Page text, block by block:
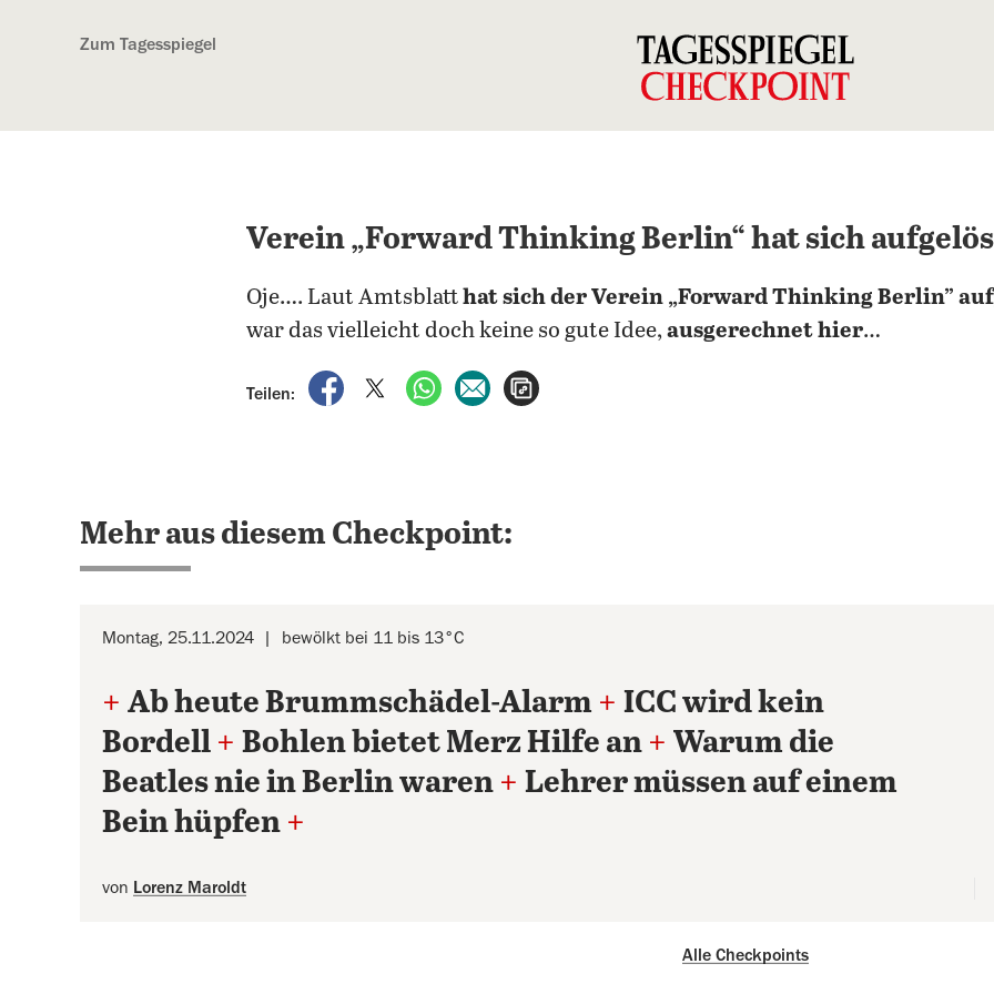
Zum Tagesspiegel
Verein „Forward Thinking Berlin“ hat sich
Oje…. Laut Amtsblatthat sich der Verein „Forward Thinking Berlin”
war das vielleicht doch keine so gute Idee,ausgerechnet hier…
Teilen:
auf Facebook teilen
auf X teilenper WhatsApp teilen
per E-Mail teilen
Mehr aus diesem Checkpoint:
Montag, 25.11.2024 bewölkt bei 11 bis 13°C
+ Ab heute Brummschädel-Alarm + ICC wird kein
Bordell + Bohlen bietet Merz Hilfe an + Warum die
Beatles nie in Berlin waren + Lehrer müssen auf einem
Bein hüpfen +
von Lorenz Maroldt
Alle Checkpoints